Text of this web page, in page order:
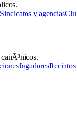
Sindicatos y agencias
JugadoresRecintos